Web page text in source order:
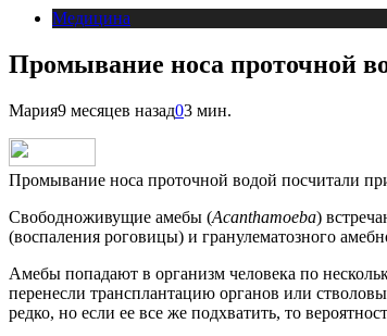
Медицина
Промывание носа проточной
Мария9 месяцев назад03 мин.
Промывание носа проточной водой посчитали
Свободноживущие амебы (Acanthamoeba)
(воспаления роговицы) и гранулематозного
Амебы попадают в организм человека по
перенесли трансплантацию органов или
редко, но если ее все же подхватить, то